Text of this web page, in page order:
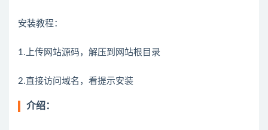
安装教程：
1.上传网站源码，解压到网站根目录
介绍：